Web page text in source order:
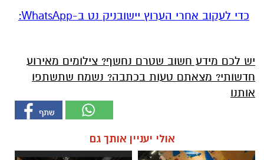
‏כדי לעקוב אחרי הערוץ יישובניק נט ב-WhatsApp:‏‏‏
יש לכם מידע חשוב שטרם נחשף? צילומים מאירוע
חדשותי? מצאתם טעות בכתבה? נשמח שתשתפו
אותנו
אולי יעניין אותך גם